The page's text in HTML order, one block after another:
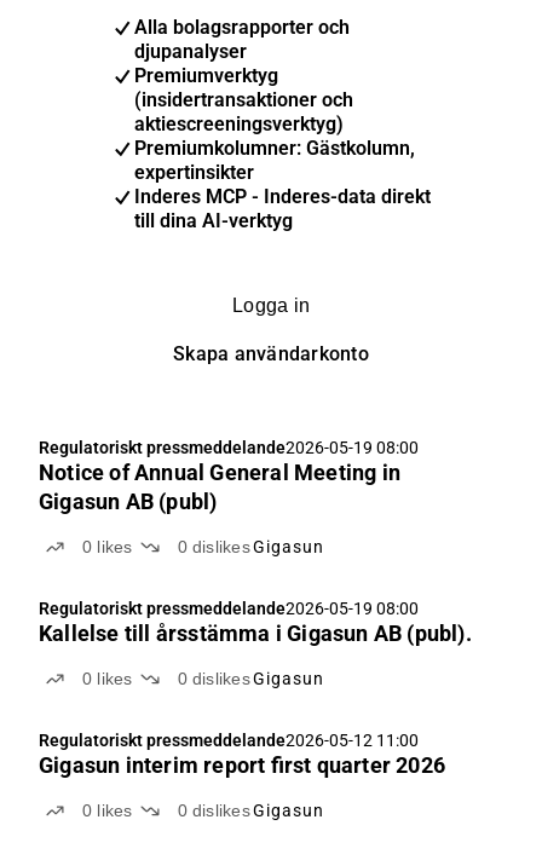
Alla bolagsrapporter och
djupanalyser
Premiumverktyg
(insidertransaktioner och
aktiescreeningsverktyg)
Premiumkolumner: Gästkolumn,
expertinsikter
Inderes MCP - Inderes-data direkt
till dina AI-verktyg
Logga in
Skapa användarkonto
Regulatoriskt pressmeddelande2026-05-19 08:00
Notice of Annual General Meeting in
Gigasun AB (publ)
0 likes 0 dislikesGigasun
Regulatoriskt pressmeddelande2026-05-19 08:00
Kallelse till årsstämma i Gigasun AB (publ).
0 likes 0 dislikesGigasun
Regulatoriskt pressmeddelande2026-05-12 11:00
Gigasun interim report first quarter 2026
0 likes 0 dislikesGigasun